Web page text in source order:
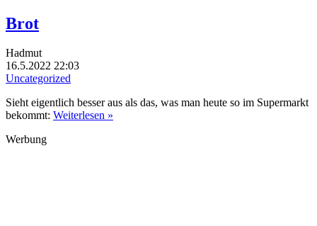
Brot
Hadmut
16.5.2022 22:03
Uncategorized
Sieht eigentlich besser aus als das, was man heute so im Supermarkt
bekommt: Weiterlesen »
Werbung